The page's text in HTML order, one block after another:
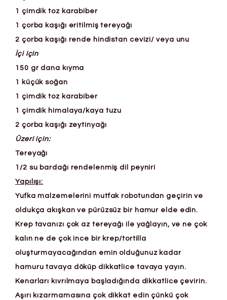
1 çimdik toz karabiber
1 çorba kaşığı eritilmiş tereyağı
2 çorba kaşığı rende hindistan cevizi/ veya unu
İçi için
150 gr dana kıyma
1 küçük soğan
1 çimdik toz karabiber
1 çimdik himalaya/kaya tuzu
2 çorba kaşığı zeytinyağı
Üzeri için:
Tereyağı
1/2 su bardağı rendelenmiş dil peyniri
Yapılışı:
Yufka malzemelerini mutfak robotundan geçirin ve
oldukça akışkan ve pürüzsüz bir hamur elde edin.
Krep tavanızı çok az tereyağı ile yağlayın, ve ne çok
kalın ne de çok ince bir krep/tortilla
oluşturmayacağından emin olduğunuz kadar
hamuru tavaya döküp dikkatlice tavaya yayın.
Kenarları kıvrılmaya başladığında dikkatlice çevirin.
Aşırı kızarmamasına çok dikkat edin çünkü çok